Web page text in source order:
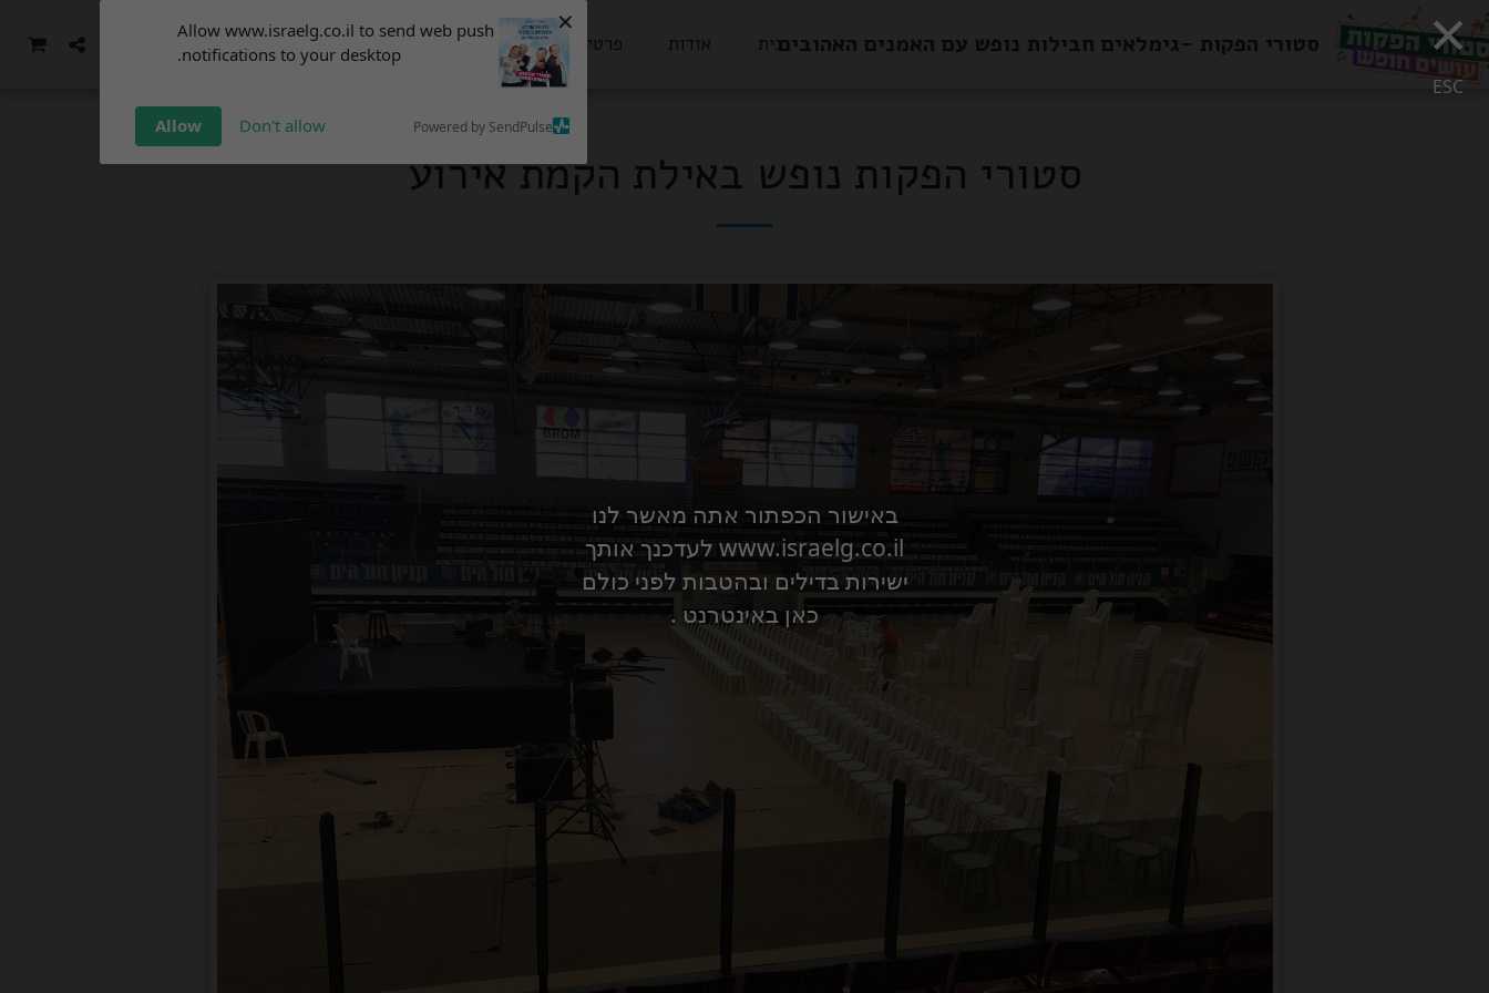
Allow www.israelg.co.il to send web push
notifications to your desktop.
Powered by SendPulse
Don't allow
Allow
× ×
ESC
באישור הכפתור אתה מאשר לנו
www.israelg.co.il לעדכנך אותך
ישירות בדילים ובהטבות לפני כולם
כאן באינטרנט .
notifications!
To enable permission prompts, click
סטורי הפקות -גימלאים חבילות נופש עם האמנים האהוביםבית אודות פרטי הסעות ממה שהיה - סרטוני וידאו עוד
סטורי הפקות נופש באילת הקמת אירוע